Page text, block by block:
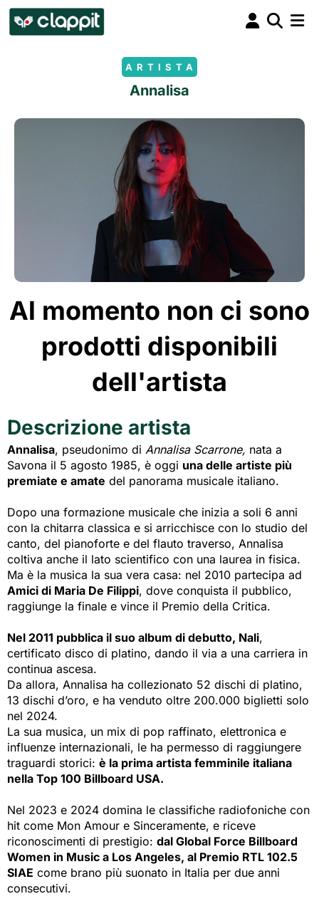
ARTISTA
Annalisa
Al momento non ci sono
prodotti disponibili
dell'artista
Descrizione artista
Annalisa, pseudonimo di Annalisa Scarrone, nata a
Savona il 5 agosto 1985, è oggi una delle artiste più
premiate e amate del panorama musicale italiano.
Dopo una formazione musicale che inizia a soli 6 anni
con la chitarra classica e si arricchisce con lo studio del
canto, del pianoforte e del flauto traverso, Annalisa
coltiva anche il lato scientifico con una laurea in fisica.
Ma è la musica la sua vera casa: nel 2010 partecipa ad
Amici di Maria De Filippi, dove conquista il pubblico,
raggiunge la finale e vince il Premio della Critica.
Nel 2011 pubblica il suo album di debutto, Nali,
certificato disco di platino, dando il via a una carriera in
continua ascesa.
Da allora, Annalisa ha collezionato 52 dischi di platino,
13 dischi d’oro, e ha venduto oltre 200.000 biglietti solo
nel 2024.
La sua musica, un mix di pop raffinato, elettronica e
influenze internazionali, le ha permesso di raggiungere
traguardi storici: è la prima artista femminile italiana
nella Top 100 Billboard USA.
Nel 2023 e 2024 domina le classifiche radiofoniche con
hit come Mon Amour e Sinceramente, e riceve
riconoscimenti di prestigio: dal Global Force Billboard
Women in Music a Los Angeles, al Premio RTL 102.5
SIAE come brano più suonato in Italia per due anni
consecutivi.